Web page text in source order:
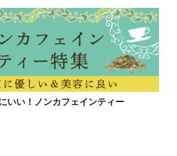
いい！ノンカフェインティー